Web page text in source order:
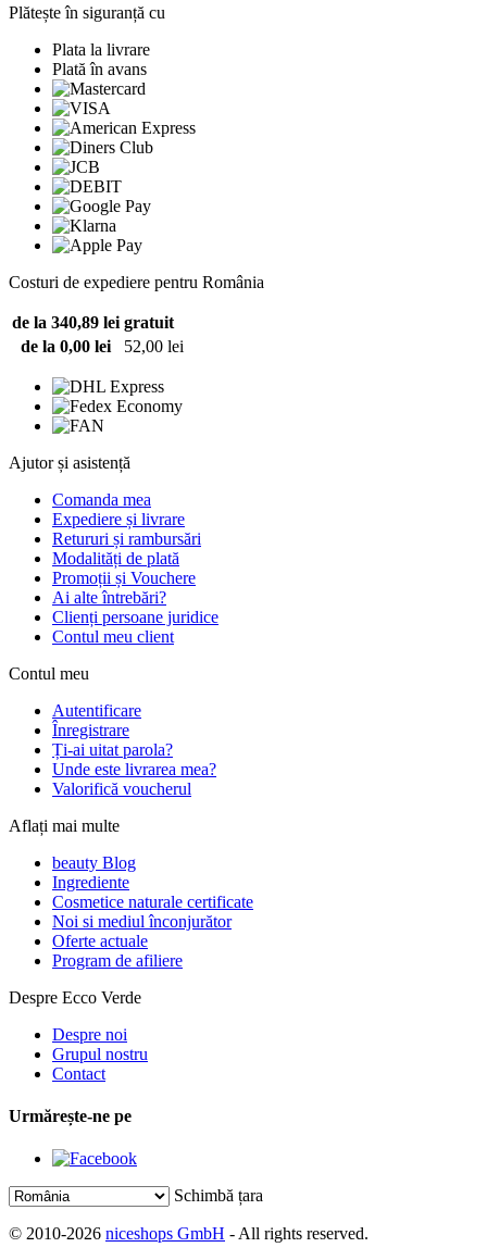
Plătește în siguranță cu
Plata la livrare
Plată în avans
Costuri de expediere pentru România
de la 340,89 lei gratuit
de la 0,00 lei
52,00 lei
Ajutor și asistență
Comanda mea
Expediere și livrare
Retururi și rambursări
Modalități de plată
Promoții și Vouchere
Ai alte întrebări?
Clienți persoane juridice
Contul meu client
Contul meu
Autentificare
Înregistrare
Ți-ai uitat parola?
Unde este livrarea mea?
Valorifică voucherul
Aflați mai multe
beauty Blog
Ingrediente
Cosmetice naturale certificate
Noi si mediul înconjurător
Oferte actuale
Program de afiliere
Despre Ecco Verde
Despre noi
Grupul nostru
Contact
Urmărește-ne pe
Schimbă țara
© 2010-2026 niceshops GmbH - All rights reserved.